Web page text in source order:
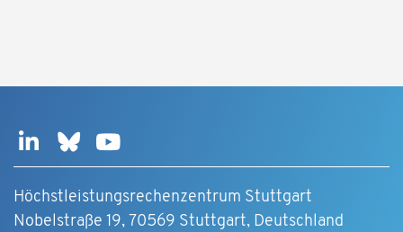
Höchstleistungsrechenzentrum Stuttgart
Nobelstraße 19, 70569 Stuttgart, Deutschland